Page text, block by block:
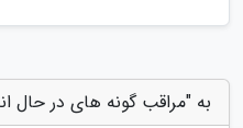
به "مراقب گونه های در حال